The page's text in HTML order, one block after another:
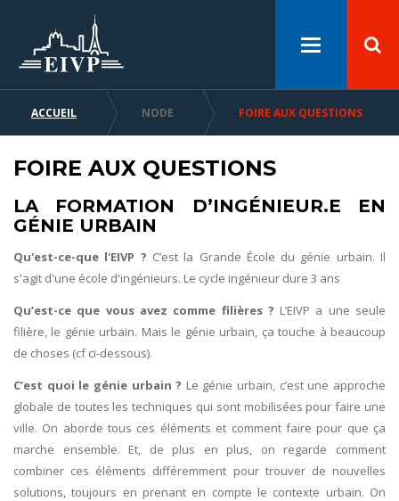
main
content
menu
la
recherche
Toggle
BREADCRUMB
ACCUEIL NODE FOIRE AUX QUESTIONS
FOIRE AUX QUESTIONS
LA FORMATION D’INGÉNIEUR.E EN
GÉNIE URBAIN
Qu'est-ce-que l'EIVP ? C’est la Grande École du génie urbain. Il
s'agit d'une école d'ingénieurs. Le cycle ingénieur dure 3 ans
Qu’est-ce que vous avez comme filières ? L’EIVP a une seule
filière, le génie urbain. Mais le génie urbain, ça touche à beaucoup
de choses (cf ci-dessous).
C’est quoi le génie urbain ? Le génie urbain, c’est une approche
globale de toutes les techniques qui sont mobilisées pour faire une
ville. On aborde tous ces éléments et comment faire pour que ça
marche ensemble. Et, de plus en plus, on regarde comment
combiner ces éléments différemment pour trouver de nouvelles
solutions, toujours en prenant en compte le contexte urbain. On